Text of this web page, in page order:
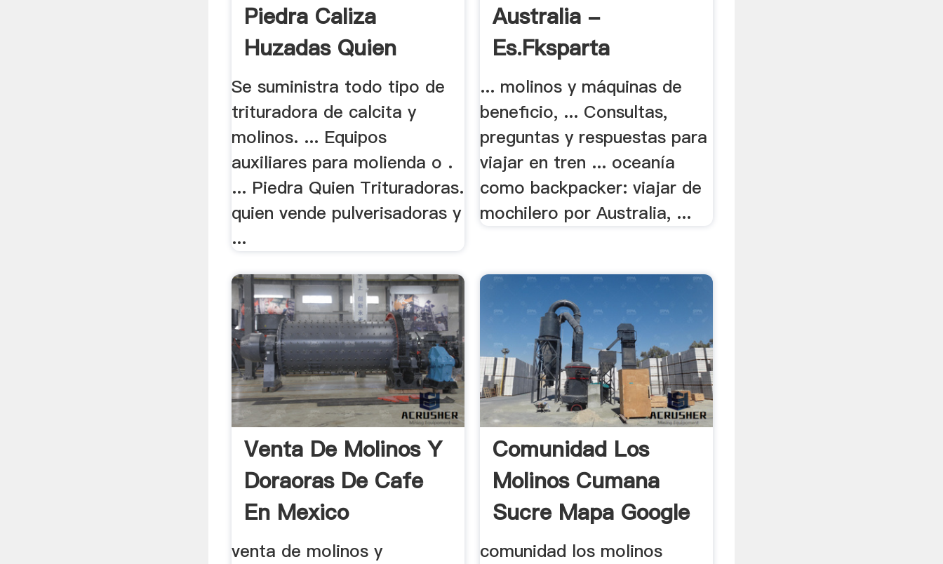
Piedra Caliza
Huzadas Quien
Vende
Se suministra todo tipo de
trituradora de calcita y
molinos. ... Equipos
auxiliares para molienda o .
... Piedra Quien Trituradoras.
quien vende pulverisadoras y
...
Australia -
Es.fksparta
... molinos y máquinas de
beneficio, ... Consultas,
preguntas y respuestas para
viajar en tren ... oceanía
como backpacker: viajar de
mochilero por Australia, ...
Venta De Molinos Y
Doraoras De Cafe
En Mexico
venta de molinos y
Comunidad Los
Molinos Cumana
Sucre Mapa Google
comunidad los molinos